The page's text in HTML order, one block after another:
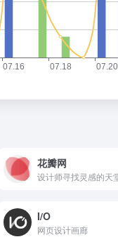
花瓣网
设计师寻找灵感的天
I/O
网页设计画廊